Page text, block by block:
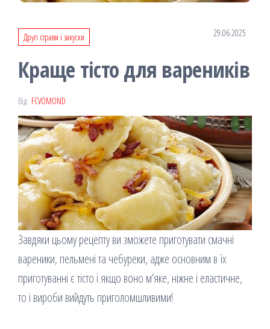
Другі страви і закуски 29.06.2025
Краще тісто для вареників
Від FCVOMOND
Завдяки цьому рецепту ви зможете приготувати смачні
вареники, пельмені та чебуреки, адже основним в їх
приготуванні є тісто і якщо воно м’яке, ніжне і еластичне,
то і вироби вийдуть приголомшливими!